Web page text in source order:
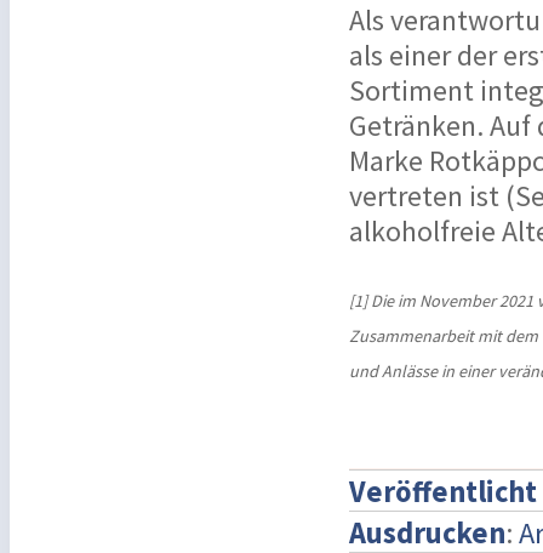
Als
als einer der
Sortiment
Getränken. Auf
Marke
vertreten ist
alkoholfreie
[1] Die im November
Zusammenarbeit mit
und Anlässe in einer
Veröffentlicht
Ausdrucken: